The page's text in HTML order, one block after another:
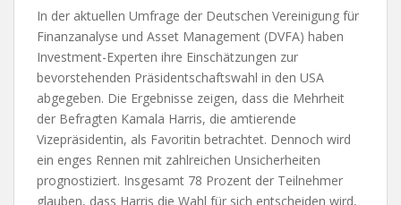
In der aktuellen Umfrage der Deutschen Vereinigung für
Finanzanalyse und Asset Management (DVFA) haben
Investment-Experten ihre Einschätzungen zur
bevorstehenden Präsidentschaftswahl in den USA
abgegeben. Die Ergebnisse zeigen, dass die Mehrheit
der Befragten Kamala Harris, die amtierende
Vizepräsidentin, als Favoritin betrachtet. Dennoch wird
ein enges Rennen mit zahlreichen Unsicherheiten
prognostiziert. Insgesamt 78 Prozent der Teilnehmer
glauben, dass Harris die Wahl für sich entscheiden wird,